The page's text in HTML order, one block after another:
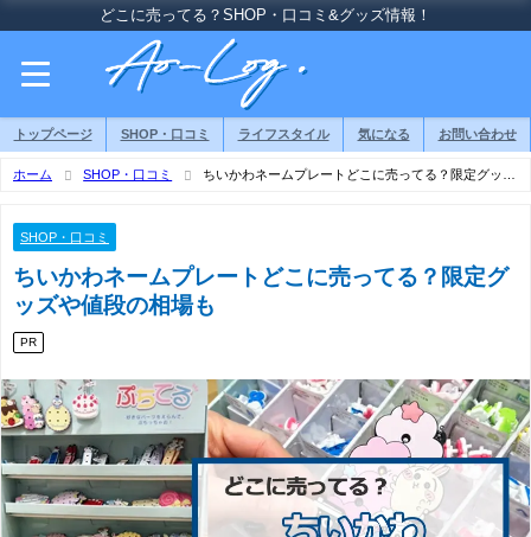
どこに売ってる？SHOP・口コミ&グッズ情報！
トップページ SHOP・口コミ ライフスタイル 気になる お問い合わせ
ホーム SHOP・口コミ
ちいかわネームプレートどこに売ってる？限定グッズ
SHOP・口コミ
ちいかわネームプレートどこに売ってる？限定グ
ッズや値段の相場も
PR